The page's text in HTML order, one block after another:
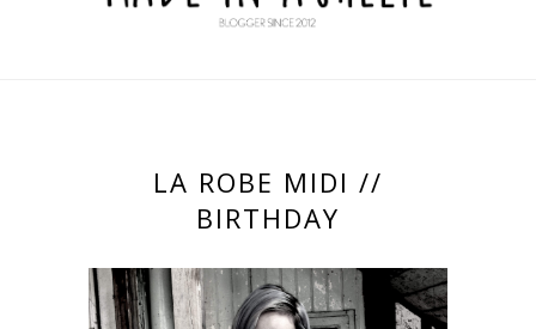
LA ROBE MIDI //
BIRTHDAY